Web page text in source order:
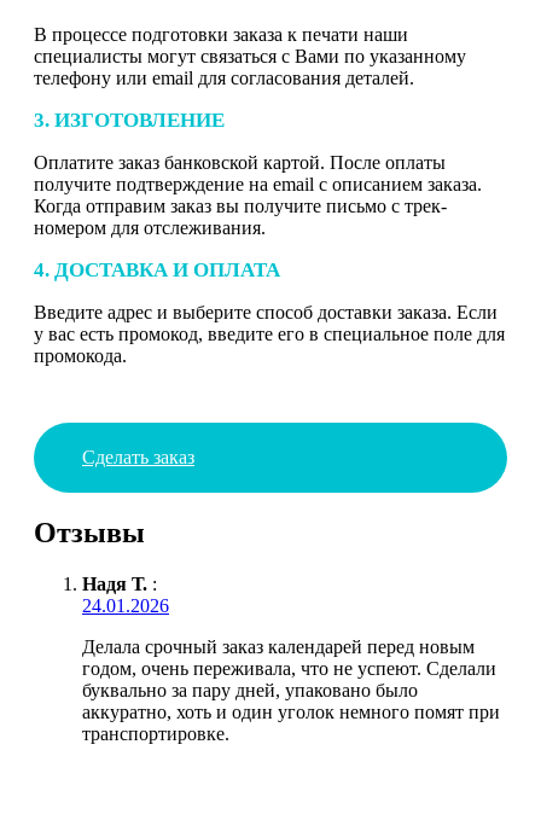
В процессе подготовки заказа к печати наши
специалисты могут связаться с Вами по указанному
телефону или email для согласования деталей.
3. ИЗГОТОВЛЕНИЕ
Оплатите заказ банковской картой. После оплаты
получите подтверждение на email с описанием заказа.
Когда отправим заказ вы получите письмо с трек-
номером для отслеживания.
4. ДОСТАВКА И ОПЛАТА
Введите адрес и выберите способ доставки заказа. Если
у вас есть промокод, введите его в специальное поле для
промокода.
Сделать заказ
Отзывы
Надя Т. :
24.01.2026
Делала срочный заказ календарей перед новым
годом, очень переживала, что не успеют. Сделали
буквально за пару дней, упаковано было
аккуратно, хоть и один уголок немного помят при
транспортировке.